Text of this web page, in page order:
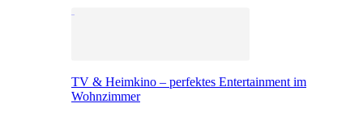
TV & Heimkino – perfektes Entertainment im
Wohnzimmer